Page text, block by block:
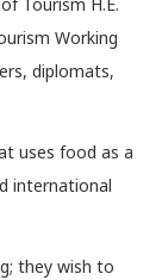
Working
diplomats,
uses food as a
international
they wish to